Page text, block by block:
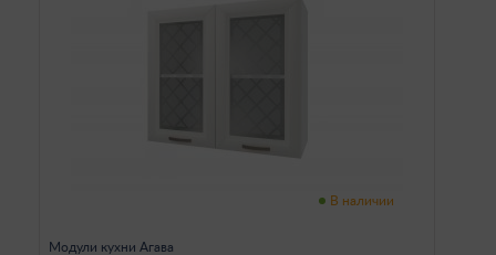
В наличии
Модули кухни Агава